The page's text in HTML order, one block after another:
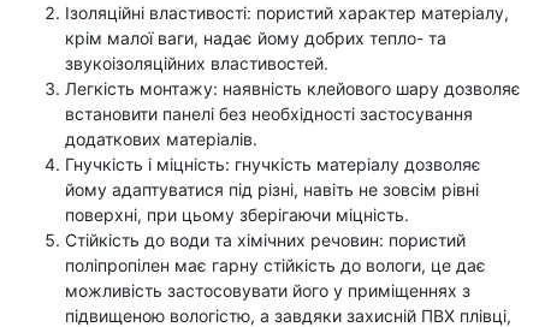
Ізоляційні властивості: пористий характер матеріалу,
крім малої ваги, надає йому добрих тепло- та
звукоізоляційних властивостей.
Легкість монтажу: наявність клейового шару дозволяє
встановити панелі без необхідності застосування
додаткових матеріалів.
Гнучкість і міцність: гнучкість матеріалу дозволяє
йому адаптуватися під різні, навіть не зовсім рівні
поверхні, при цьому зберігаючи міцність.
Стійкість до води та хімічних речовин: пористий
поліпропілен має гарну стійкість до вологи, це дає
можливість застосовувати його у приміщеннях з
підвищеною вологістю, а завдяки захисній ПВХ плівці,